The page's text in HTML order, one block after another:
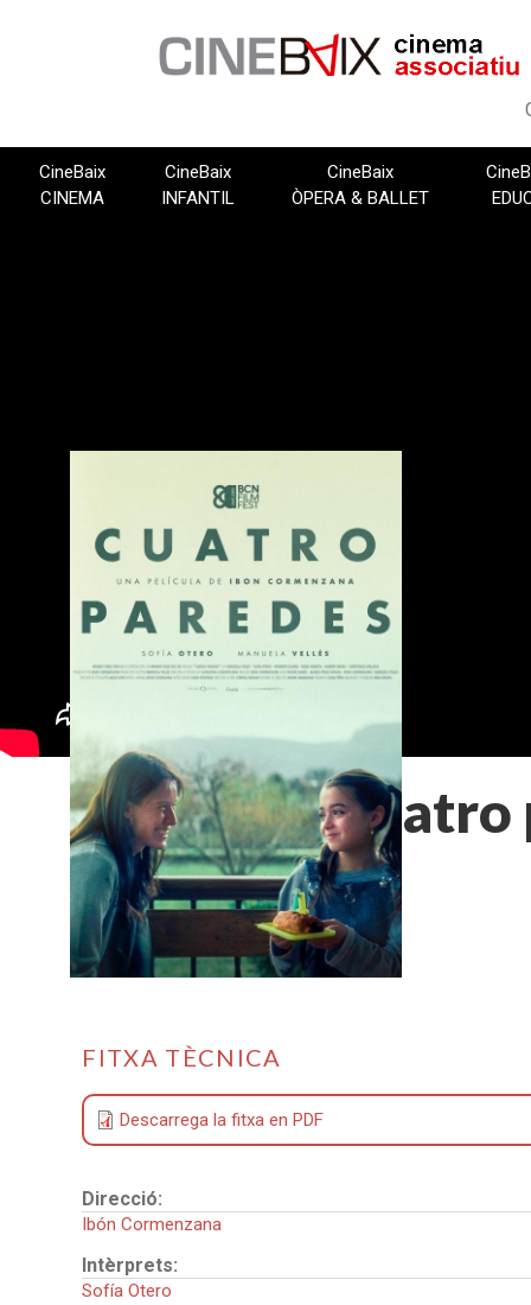
CineBaix
CINEMA
CineBaix
INFANTIL
CineBaix
ÒPERA & BALLET
Cuatro
FITXA TÈCNICA
Descarrega la fitxa en PDF
Direcció:
Ibón Cormenzana
Intèrprets:
Sofía Otero